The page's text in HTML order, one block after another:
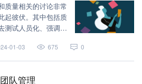
质量相关的讨论非常
起彼伏。其中包括质
测试人员化、强调测
测试与质量的协同作
试以及全程自动化
01-03 675 0
队管理